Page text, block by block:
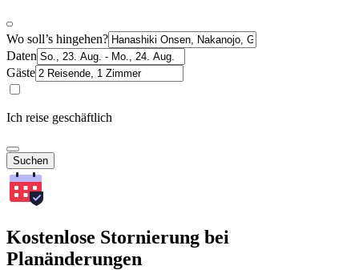
Wo soll’s hingehen?
Daten
Gäste
Ich reise geschäftlich
Suchen
Kostenlose Stornierung bei
Planänderungen